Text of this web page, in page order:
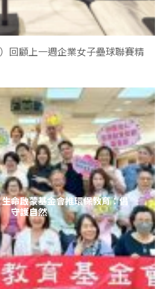
回顧上一週企業女子壘球聯賽精
命啟蒙基金會推環保教育：倡
守護自然